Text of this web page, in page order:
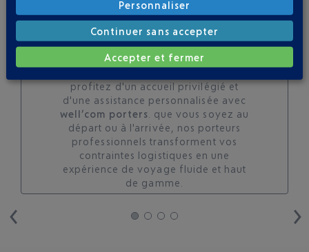
SERVICE PORTEURS DE
BAGAGES : VOYAGEZ LÉGER À
NICE
profitez d'un accueil privilégié et
d'une assistance personnalisée avec
well’com porters . que vous soyez au
départ ou à l'arrivée, nos porteurs
professionnels transforment vos
contraintes logistiques en une
expérience de voyage fluide et haut
de gamme.
Personnaliser
Continuer sans accepter
Accepter et fermer